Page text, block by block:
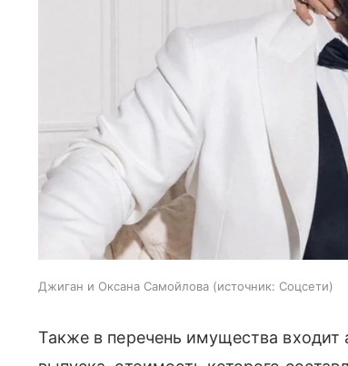
Джиган и Оксана Самойлова источник: Соцсети
Также в перечень имущества входит